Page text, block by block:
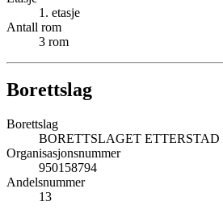
1 . etasje
Antall rom
3 rom
Borettslag
Borettslag
BORETTSLAGET ETTERSTAD
Organisasjonsnummer
950158794
Andelsnummer
13